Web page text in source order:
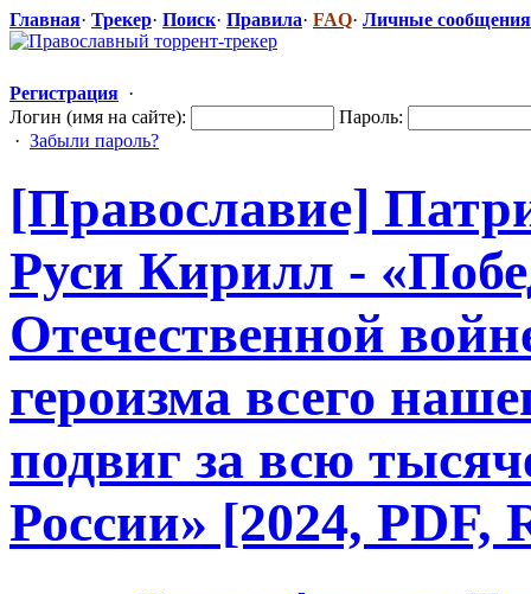
Главная· Трекер· Поиск· Правила· FAQ· Личные сообщения
Регистрация ·
Логин (имя на сайте):
Пароль:
· Забыли пароль?
[Православие]
Руси Кирилл -
Отечественно​й
героизма всего
подвиг за всю
России» [2024, PDF,